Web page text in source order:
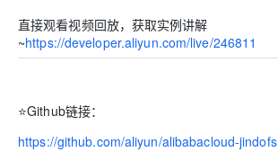
直接观看视频回放，获取实例讲解
~https://developer.aliyun.com/live/246811
⭐Github链接：
https://github.com/aliyun/alibabacloud-jindofs